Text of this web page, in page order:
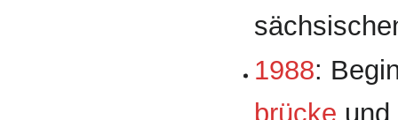
1988:
brücke